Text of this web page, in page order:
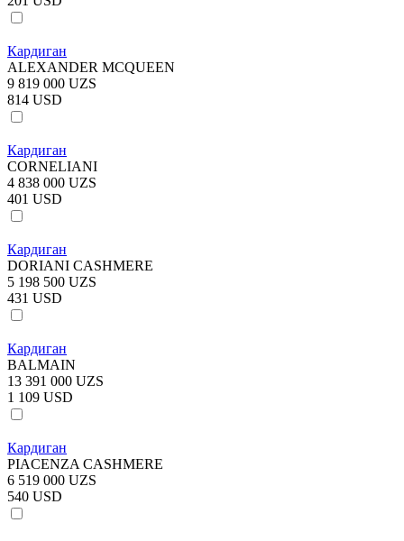
Кардиган
ALEXANDER MCQUEEN
9 819 000 UZS
814 USD
Кардиган
CORNELIANI
4 838 000 UZS
401 USD
Кардиган
DORIANI CASHMERE
5 198 500 UZS
431 USD
Кардиган
BALMAIN
13 391 000 UZS
1 109 USD
Кардиган
PIACENZA CASHMERE
6 519 000 UZS
540 USD